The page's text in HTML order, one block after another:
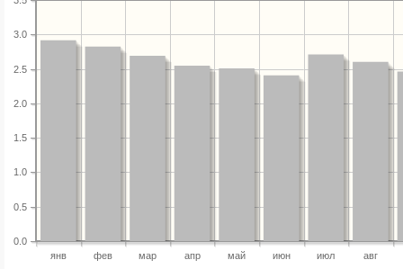
янв фев мар апр май июн июл авг
0.0
0.5
1.0
1.5
2.0
2.5
3.0